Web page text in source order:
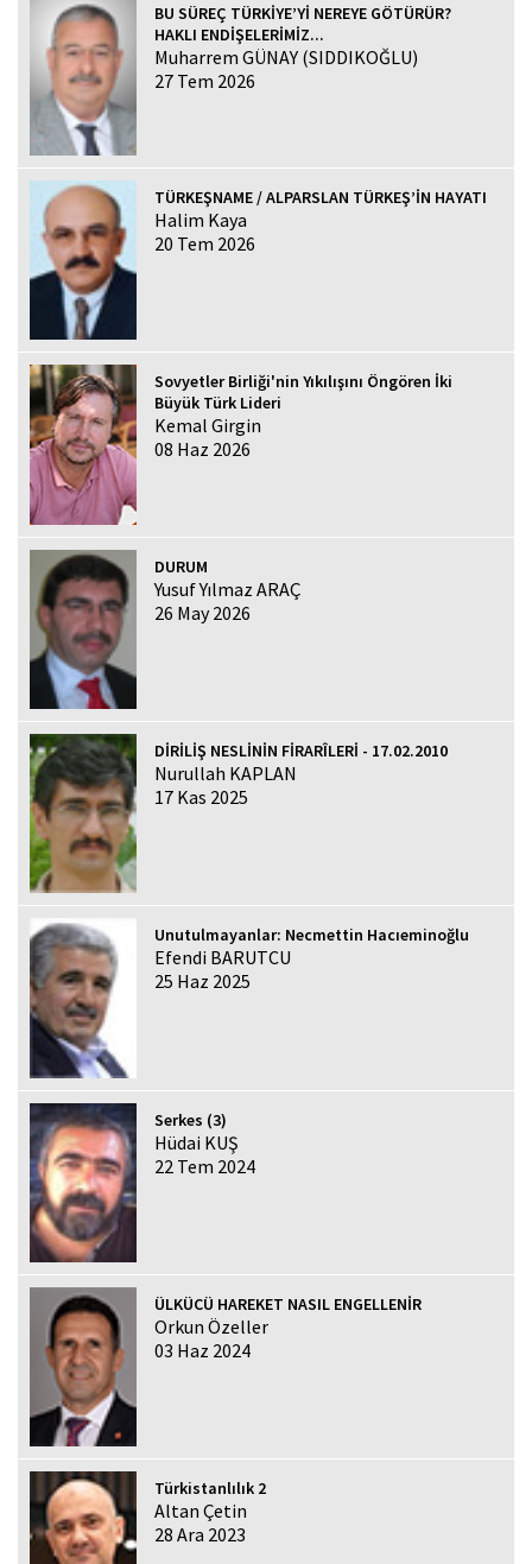
BU SÜREÇ TÜRKİYE’Yİ NEREYE GÖTÜRÜR?
HAKLI ENDİŞELERİMİZ...
Muharrem GÜNAY (SIDDIKOĞLU)
27 Tem 2026
TÜRKEŞNAME / ALPARSLAN TÜRKEŞ’İN HAYATI
Halim Kaya
20 Tem 2026
Sovyetler Birliği'nin Yıkılışını Öngören İki
Büyük Türk Lideri
Kemal Girgin
08 Haz 2026
DURUM
Yusuf Yılmaz ARAÇ
26 May 2026
DİRİLİŞ NESLİNİN FİRARÎLERİ - 17.02.2010
Nurullah KAPLAN
17 Kas 2025
Unutulmayanlar: Necmettin Hacıeminoğlu
Efendi BARUTCU
25 Haz 2025
Serkes (3)
Hüdai KUŞ
22 Tem 2024
ÜLKÜCÜ HAREKET NASIL ENGELLENİR
Orkun Özeller
03 Haz 2024
Türkistanlılık 2
Altan Çetin
28 Ara 2023